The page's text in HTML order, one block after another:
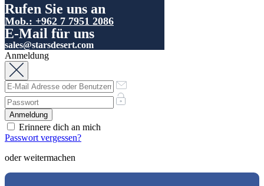
Rufen Sie uns an
Mob.: +962 7 7951 2086
E-Mail für uns
sales@starsdesert.com
Anmeldung
Erinnere dich an mich
Passwort vergessen?
oder weitermachen